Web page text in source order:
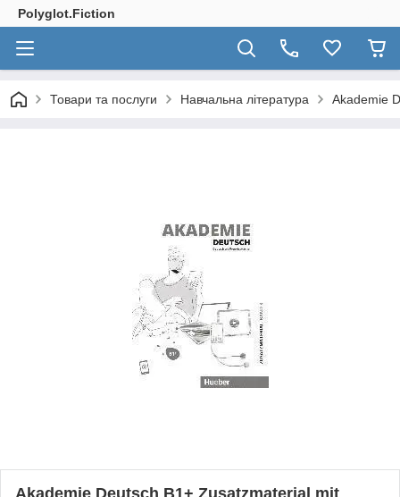
Polyglot.Fiction
Товари та послуги Навчальна література Akademie
Akademie Deutsch B1+ Zusatzmaterial mit